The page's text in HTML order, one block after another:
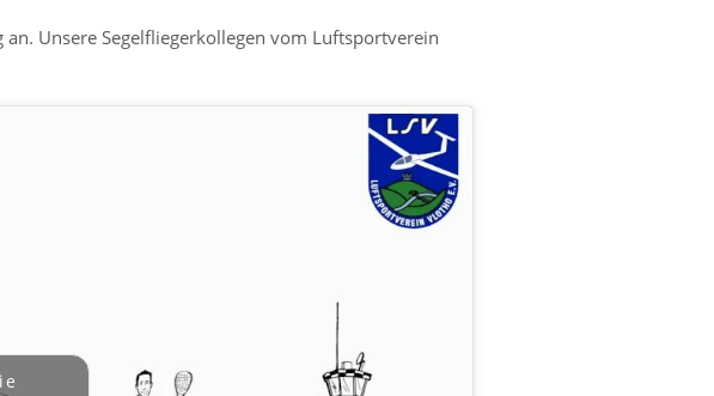
Unsere Segelfliegerkollegen vom Luftsportverein